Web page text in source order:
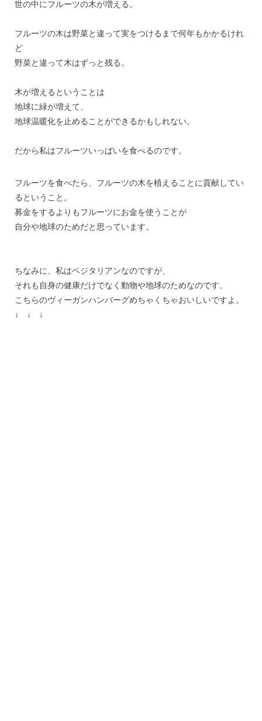
世の中にフルーツの木が増える。
フルーツの木は野菜と違って実をつけるまで何年もかかるけれ
ど
野菜と違って木はずっと残る。
木が増えるということは
地球に緑が増えて、
地球温暖化を止めることができるかもしれない。
だから私はフルーツいっぱいを食べるのです。
フルーツを食べたら、フルーツの木を植えることに貢献してい
るということ。
募金をするよりもフルーツにお金を使うことが
自分や地球のためだと思っています。
ちなみに、私はベジタリアンなのですが、
それも自身の健康だけでなく動物や地球のためなのです。
こちらのヴィーガンハンバーグめちゃくちゃおいしいですよ。
↓ ↓ ↓